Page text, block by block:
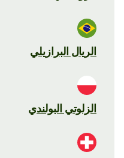
الريال البرازيلي
الزلوتي البولندي